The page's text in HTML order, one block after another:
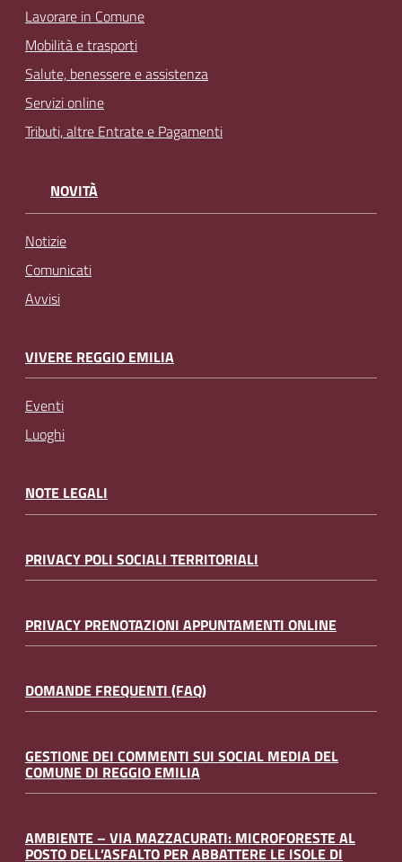
Lavorare in Comune
Mobilità e trasporti
Salute, benessere e assistenza
Servizi online
Tributi, altre Entrate e Pagamenti
NOVITÀ
Notizie
Comunicati
Avvisi
VIVERE REGGIO EMILIA
Eventi
Luoghi
NOTE LEGALI
PRIVACY POLI SOCIALI TERRITORIALI
PRIVACY PRENOTAZIONI APPUNTAMENTI ONLINE
DOMANDE FREQUENTI (FAQ)
GESTIONE DEI COMMENTI SUI SOCIAL MEDIA DEL
COMUNE DI REGGIO EMILIA
AMBIENTE – VIA MAZZACURATI: MICROFORESTE AL
POSTO DELL’ASFALTO PER ABBATTERE LE ISOLE DI